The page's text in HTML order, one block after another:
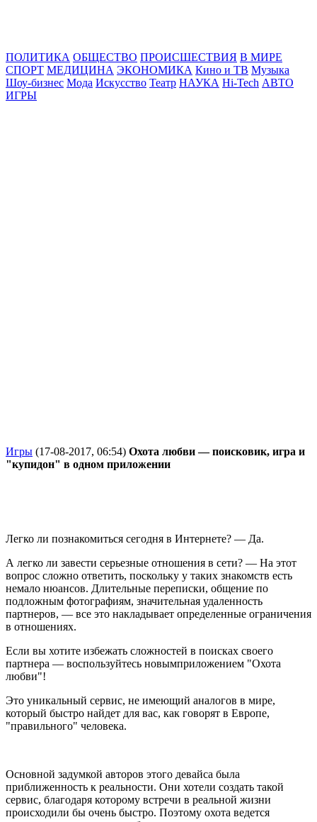
ПОЛИТИКА ОБЩЕСТВО ПРОИСШЕСТВИЯ В МИРЕ
СПОРТ МЕДИЦИНА ЭКОНОМИКА Кино и ТВ Музыка
Шоу-бизнес Мода Искусство Театр НАУКА Hi-Tech АВТО
ИГРЫ
Игры (17-08-2017, 06:54) Охота любви ― поисковик, игра и
"купидон" в одном приложении
Легко ли познакомиться сегодня в Интернете? ― Да.
А легко ли завести серьезные отношения в сети? ― На этот
вопрос сложно ответить, поскольку у таких знакомств есть
немало нюансов. Длительные переписки, общение по
подложным фотографиям, значительная удаленность
партнеров, ― все это накладывает определенные ограничения
в отношениях.
Если вы хотите избежать сложностей в поисках своего
партнера ― воспользуйтесь новымприложением "Охота
любви"!
Это уникальный сервис, не имеющий аналогов в мире,
который быстро найдет для вас, как говорят в Европе,
"правильного" человека.
Основной задумкой авторов этого девайса была
приближенность к реальности. Они хотели создать такой
сервис, благодаря которому встречи в реальной жизни
происходили бы очень быстро. Поэтому охота ведется